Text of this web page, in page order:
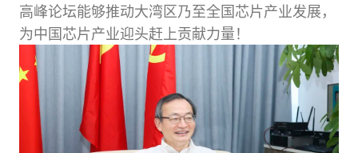
高峰论坛能够推动大湾区乃至全国芯片产业发展，
为中国芯片产业迎头赶上贡献力量！